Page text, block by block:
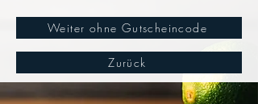
Weiter ohne Gutscheincode
Zurück